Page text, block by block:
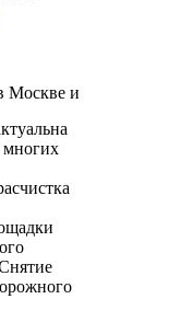
Москве и
многих